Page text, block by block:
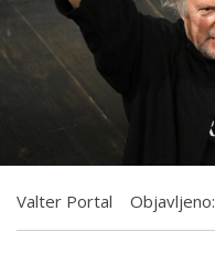
Valter Portal Objavljeno: